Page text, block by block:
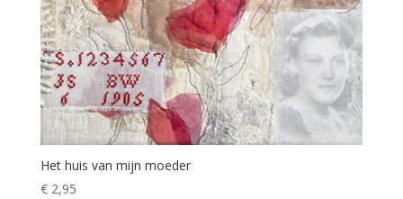
Het huis van mijn moeder
€2,95